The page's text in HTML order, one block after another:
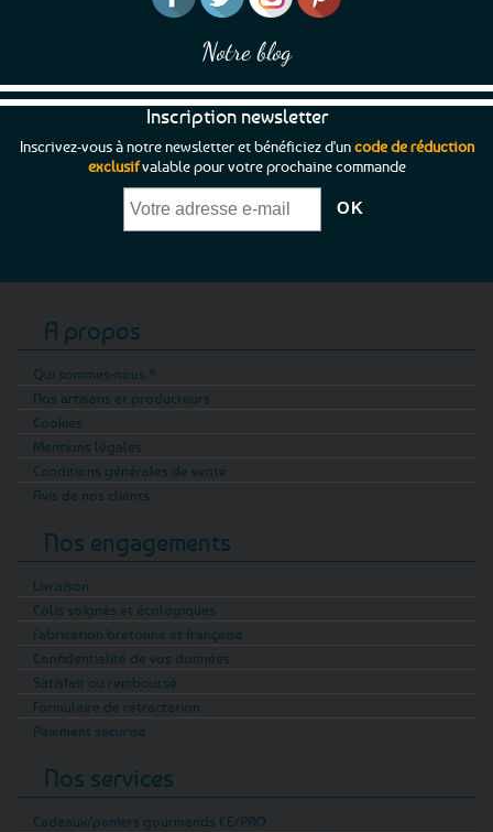
Notre blog
Inscription newsletter
Inscrivez-vous à notre newsletter et bénéficiez d'uncode de réduction
exclusifvalable pour votre prochaine commande
A propos
Qui sommes-nous ?
Nos artisans et producteurs
Cookies
Mentions légales
Conditions générales de vente
Avis de nos clients
Nos engagements
Livraison
Colis soignés et écologiques
Fabrication bretonne et française
Confidentialité de vos données
Satisfait ou remboursé
Formulaire de rétractation
Paiement sécurisé
Nos services
Cadeaux/paniers gourmands CE/PRO